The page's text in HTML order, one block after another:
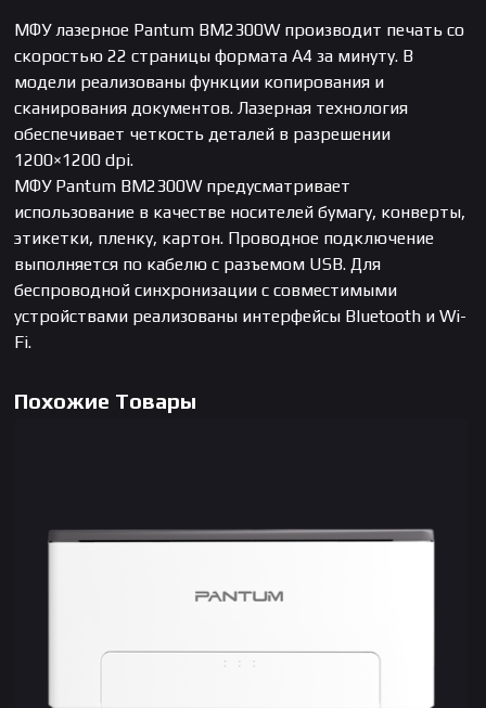
МФУ лазерное Pantum BM2300W производит печать со
скоростью 22 страницы формата А4 за минуту. В
модели реализованы функции копирования и
сканирования документов. Лазерная технология
обеспечивает четкость деталей в разрешении
1200×1200 dpi.
МФУ Pantum BM2300W предусматривает
использование в качестве носителей бумагу, конверты,
этикетки, пленку, картон. Проводное подключение
выполняется по кабелю с разъемом USB. Для
беспроводной синхронизации с совместимыми
устройствами реализованы интерфейсы Bluetooth и Wi-
Fi.
Похожие Товары